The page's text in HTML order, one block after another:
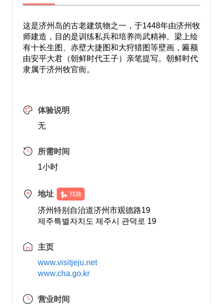
这是济州岛的古老建筑物之一，于1448年由济州牧
师建造，目的是训练私兵和培养尚武精神。梁上绘
有十长生图、赤壁大捷图和大狩猎图等壁画，匾额
由安平大君（朝鲜时代王子）亲笔提写。朝鲜时代
隶属于济州牧官衙。
体验说明
无
所需时间
1小时
地址 找路
济州特别自治道济州市观德路19
제주특별자치도 제주시 관덕로 19
主页
www.visitjeju.net
www.cha.go.kr
营业时间